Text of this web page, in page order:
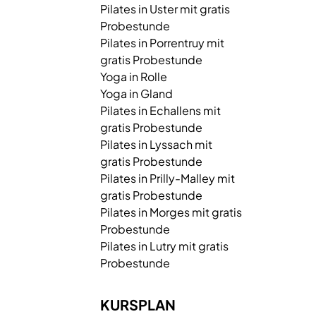
Pilates in Uster mit gratis
Probestunde
Pilates in Porrentruy mit
gratis Probestunde
Yoga in Rolle
Yoga in Gland
Pilates in Echallens mit
gratis Probestunde
Pilates in Lyssach mit
gratis Probestunde
Pilates in Prilly-Malley mit
gratis Probestunde
Pilates in Morges mit gratis
Probestunde
Pilates in Lutry mit gratis
Probestunde
KURSPLAN